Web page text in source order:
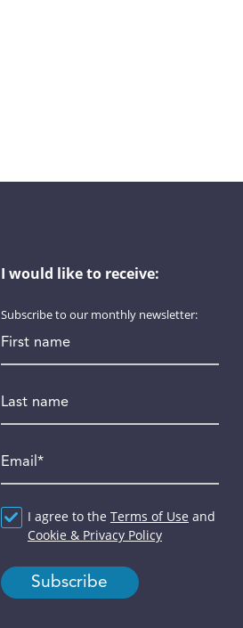
I would like to receive:
Subscribe to our monthly newsletter:
*
Agreement*
I agree to the Terms of Use and
Cookie & Privacy Policy